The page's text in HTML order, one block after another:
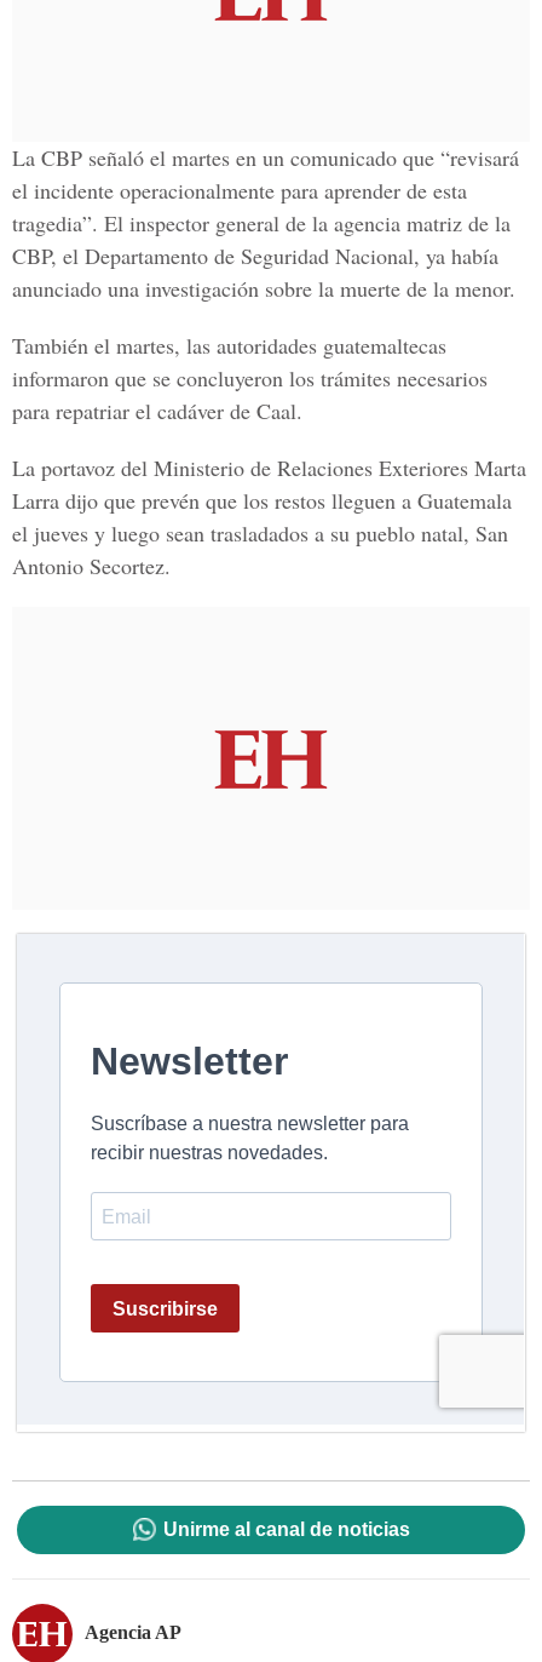
La CBP señaló el martes en un comunicado que “revisará
el incidente operacionalmente para aprender de esta
tragedia”. El inspector general de la agencia matriz de la
CBP, el Departamento de Seguridad Nacional, ya había
anunciado una investigación sobre la muerte de la menor.
También el martes, las autoridades guatemaltecas
informaron que se concluyeron los trámites necesarios
para repatriar el cadáver de Caal.
La portavoz del Ministerio de Relaciones Exteriores Marta
Larra dijo que prevén que los restos lleguen a Guatemala
el jueves y luego sean trasladados a su pueblo natal, San
Antonio Secortez.
Unirme al canal de noticias
Agencia AP